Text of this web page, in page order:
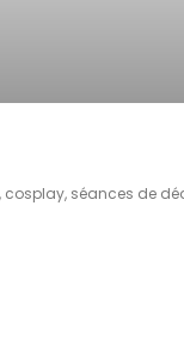
cosplay, séances de